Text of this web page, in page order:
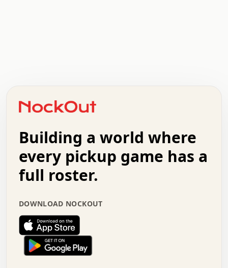
+   .   .   .   .   .   .   .   .   .   +   .   .
.   .   .   .   .   .   .   .   .   .   .   :   .
.   .   .   .   +   .   .   .   .   .   .   .   +
.   :   .   .   .   .   .   .   .   .   o   .   .
.   .   x   .   .   .   .   .   .   :   .   .   o
.   .   .   .   :   .   .   .   .   o   .   .   .
.   .   .   .   .   .   .   :   .   .   .   .   .
.   .   .   .   .   .   .   +   .   .   x   .   .
.   .   .   .   .   :   +   .   .   .   .   .   o
.   .   .   .   .   .   .   .   .   .   .   .   .
.   .   :   o   .   .   .   .   .   .   .   +   .
.   o   .   .   .   .   x   .   .   .   .   .   .
Building a world where
every pickup game has a
full roster.
DOWNLOAD NOCKOUT